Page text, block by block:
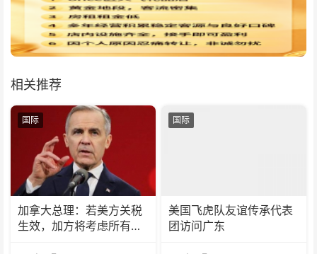
相关推荐
国际
加拿大总理：若美方关税
生效，加方将考虑所有回
国际
美国飞虎队友谊传承代表
团访问广东